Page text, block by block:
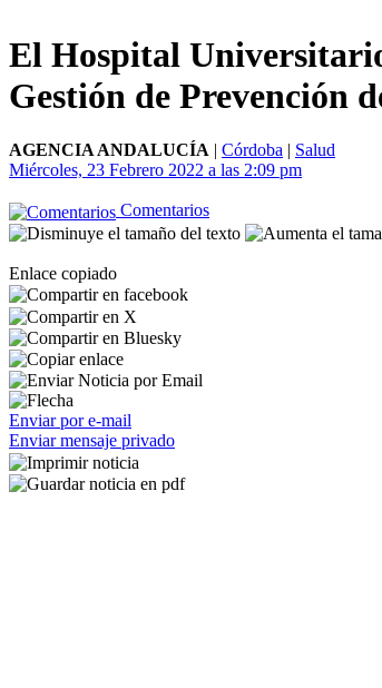
El Hospital
Gestión de Prevención
AGENCIA ANDALUCÍA | Córdoba | Salud
Miércoles, 23 Febrero 2022 a las 2:09 pm
Comentarios
Enlace copiado
Enviar por e-mail
Enviar mensaje privado